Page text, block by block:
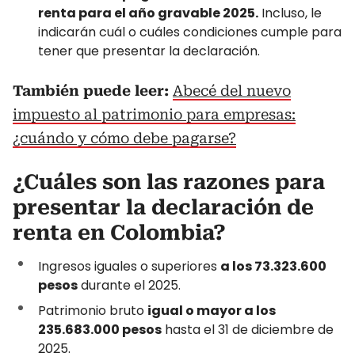
renta para el año gravable 2025. Incluso, le
indicarán cuál o cuáles condiciones cumple para
tener que presentar la declaración.
También puede leer: Abecé del nuevo
impuesto al patrimonio para empresas:
¿cuándo y cómo debe pagarse?
¿Cuáles son las razones para
presentar la declaración de
renta en Colombia?
Ingresos iguales o superiores a los 73.323.600
pesosdurante el 2025.
Patrimonio bruto igual o mayor a los
235.683.000 pesos hasta el 31 de diciembre de
2025.